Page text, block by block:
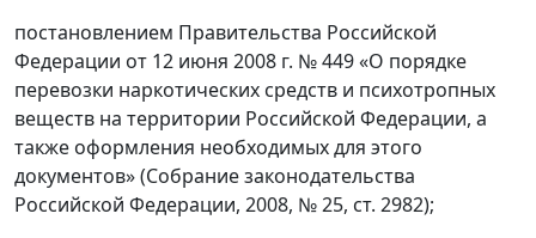
постановлением Правительства Российской
Федерации от 12 июня 2008 г. № 449 «О порядке
перевозки наркотических средств и психотропных
веществ на территории Российской Федерации, а
также оформления необходимых для этого
документов» (Собрание законодательства
Российской Федерации, 2008, № 25, ст. 2982);